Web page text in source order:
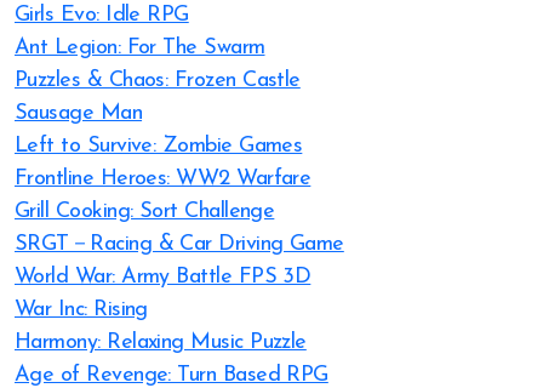
Girls Evo: Idle RPG
Ant Legion: For The Swarm
Puzzles & Chaos: Frozen Castle
Sausage Man
Left to Survive: Zombie Games
Frontline Heroes: WW2 Warfare
Grill Cooking: Sort Challenge
SRGT－Racing & Car Driving Game
World War: Army Battle FPS 3D
War Inc: Rising
Harmony: Relaxing Music Puzzle
Age of Revenge: Turn Based RPG